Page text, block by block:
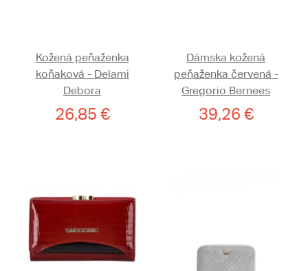
Kožená peňaženka
koňaková - Delami
Debora
26,85 €
Dámska kožená
peňaženka červená -
Gregorio Bernees
39,26 €